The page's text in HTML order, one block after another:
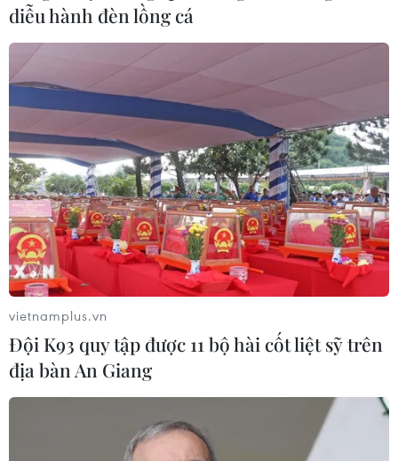
Rừng tràm U Minh Hạ ở Cà Mau đã "sống
sót" sau mùa khô
27/06/2017 08:18
Kết thúc mùa khô 2017, nhờ chủ động các biện pháp
phòng chống cháy rừng, nhất là áp dụng phương châm
bốn tại chỗ, tỉnh Cà Mau không để xảy ra cháy rừng
tràm ở Vườn quốc gia U Minh Hạ.
diễu hành đèn lồng cá
vietnamplus.vn
Đội K93 quy tập được 11 bộ hài cốt liệt sỹ trên
địa bàn An Giang